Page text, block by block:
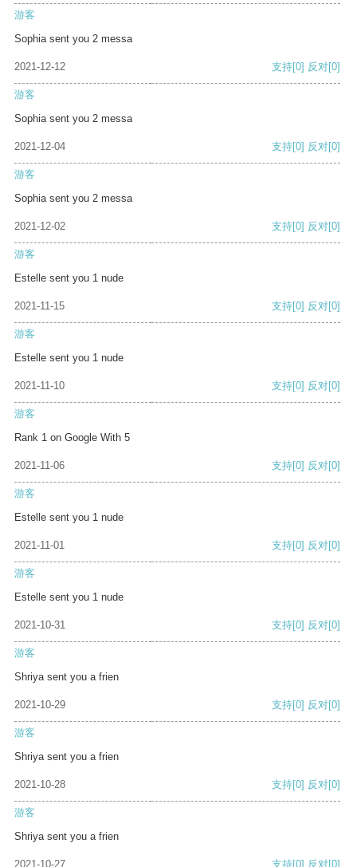
游客
Sophia sent you 2 messa
2021-12-12 支持[0] 反对[0]
游客
Sophia sent you 2 messa
2021-12-04 支持[0] 反对[0]
游客
Sophia sent you 2 messa
2021-12-02 支持[0] 反对[0]
游客
Estelle sent you 1 nude
2021-11-15 支持[0] 反对[0]
游客
Estelle sent you 1 nude
2021-11-10 支持[0] 反对[0]
游客
Rank 1 on Google With 5
2021-11-06 支持[0] 反对[0]
游客
Estelle sent you 1 nude
2021-11-01 支持[0] 反对[0]
游客
Estelle sent you 1 nude
2021-10-31 支持[0] 反对[0]
游客
Shriya sent you a frien
2021-10-29 支持[0] 反对[0]
游客
Shriya sent you a frien
2021-10-28 支持[0] 反对[0]
游客
Shriya sent you a frien
2021-10-27 支持[0] 反对[0]